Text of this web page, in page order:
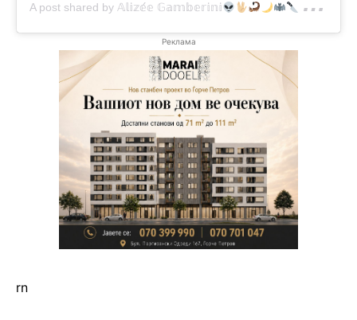
A post shared by 𝔸𝕝𝕚𝕫𝕖́𝕖 𝔾𝕒𝕞𝕓𝕖𝕣𝕚𝕟𝕚
Реклама
rn